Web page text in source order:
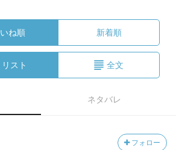
ね順 新着順
リスト 全文
ネタバレ
フォロー